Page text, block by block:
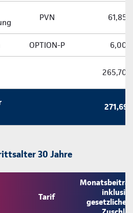
PVN 61,85
OPTION-P 6,00
265,70
271,69
30 Jahre
Tarif
Monatsbeitrag
inklusive
gesetzlichem